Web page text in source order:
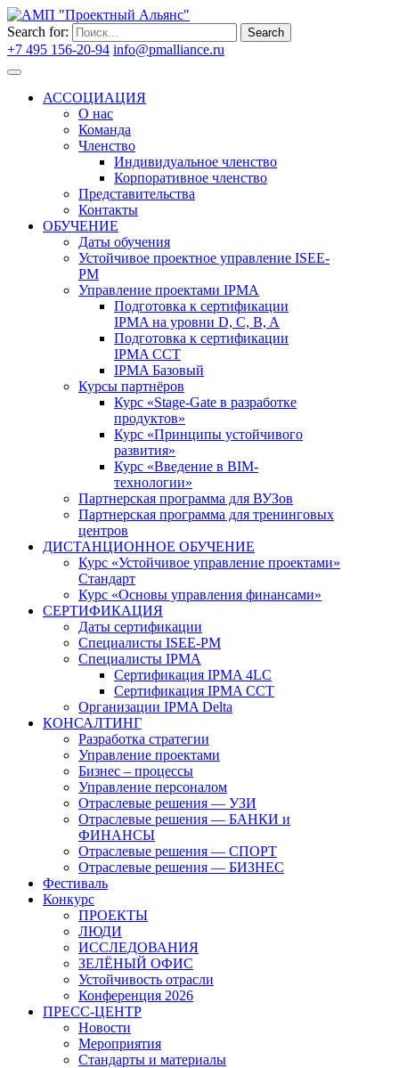
Search for: Search
+7 495 156-20-94 info@pmalliance.ru
АССОЦИАЦИЯ
О нас
Команда
Членство
Индивидуальное членство
Корпоративное членство
Представительства
Контакты
ОБУЧЕНИЕ
Даты обучения
Устойчивое проектное управление ISEE-
PM
Управление проектами IPMA
Подготовка к сертификации
IPMA на уровни D, C, B, A
Подготовка к сертификации
IPMA CCT
IPMA Базовый
Курсы партнёров
Курс «Stage-Gate в разработке
продуктов»
Курс «Принципы устойчивого
развития»
Курс «Введение в BIM-
технологии»
Партнерская программа для ВУЗов
Партнерская программа для тренинговых
центров
ДИСТАНЦИОННОЕ ОБУЧЕНИЕ
Курс «Устойчивое управление проектами»
Стандарт
Курс «Основы управления финансами»
СЕРТИФИКАЦИЯ
Даты сертификации
Специалисты ISEE-PM
Специалисты IPMA
Сертификация IPMA 4LC
Сертификация IPMA CCT
Организации IPMA Delta
КОНСАЛТИНГ
Разработка стратегии
Управление проектами
Бизнес – процессы
Управление персоналом
Отраслевые решения — УЗИ
Отраслевые решения — БАНКИ и
ФИНАНСЫ
Отраслевые решения — СПОРТ
Отраслевые решения — БИЗНЕС
Фестиваль
Конкурс
ПРОЕКТЫ
ЛЮДИ
ИССЛЕДОВАНИЯ
ЗЕЛЁНЫЙ ОФИС
Устойчивость отрасли
Конференция 2026
ПРЕСС-ЦЕНТР
Новости
Мероприятия
Стандарты и материалы